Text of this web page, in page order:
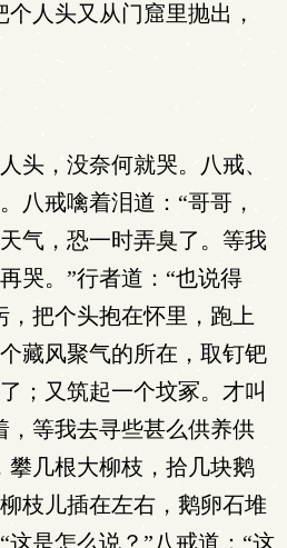
人头又从门窟里抛出，
头，没奈何就哭。八戒、
八戒噙着泪道：“哥哥，
气，恐一时弄臭了。等我
哭。”行者道：“也说得
，把个头抱在怀里，跑上
藏风聚气的所在，取钉钯
；又筑起一个坟冢。才叫
，等我去寻些甚么供养供
攀几根大柳枝，拾几块鹅
枝儿插在左右，鹅卵石堆
这是怎么说？”八戒道：“这